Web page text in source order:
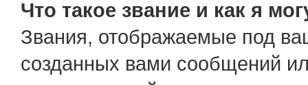
Что такое звание и как я
Звания, отображаемые под
созданных вами сообщений